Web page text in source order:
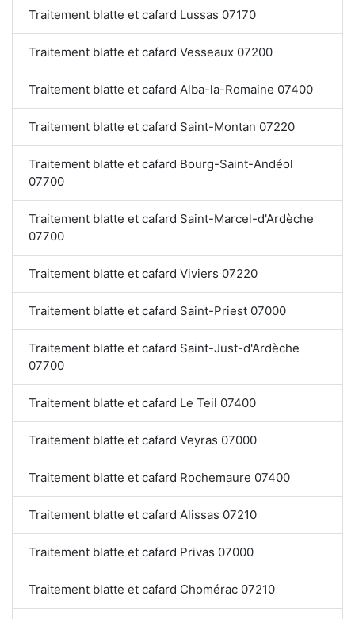
Traitement blatte et cafard Lussas 07170
Traitement blatte et cafard Vesseaux 07200
Traitement blatte et cafard Alba-la-Romaine 07400
Traitement blatte et cafard Saint-Montan 07220
Traitement blatte et cafard Bourg-Saint-Andéol
07700
Traitement blatte et cafard Saint-Marcel-d'Ardèche
07700
Traitement blatte et cafard Viviers 07220
Traitement blatte et cafard Saint-Priest 07000
Traitement blatte et cafard Saint-Just-d'Ardèche
07700
Traitement blatte et cafard Le Teil 07400
Traitement blatte et cafard Veyras 07000
Traitement blatte et cafard Rochemaure 07400
Traitement blatte et cafard Alissas 07210
Traitement blatte et cafard Privas 07000
Traitement blatte et cafard Chomérac 07210